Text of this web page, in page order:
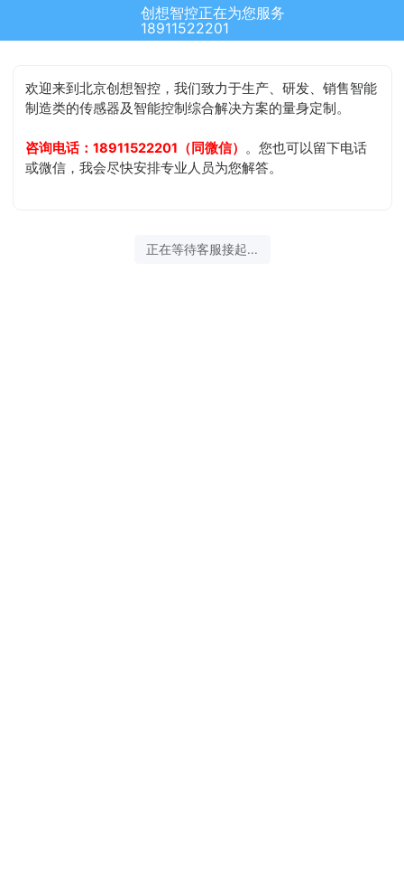
创想智控正在为您服务
18911522201
欢迎来到北京创想智控，我们致力于生产、研发、销售智能
制造类的传感器及智能控制综合解决方案的量身定制。
咨询电话：18911522201（同微信） 。您也可以留下电话
或微信，我会尽快安排专业人员为您解答。
正在等待客服接起...